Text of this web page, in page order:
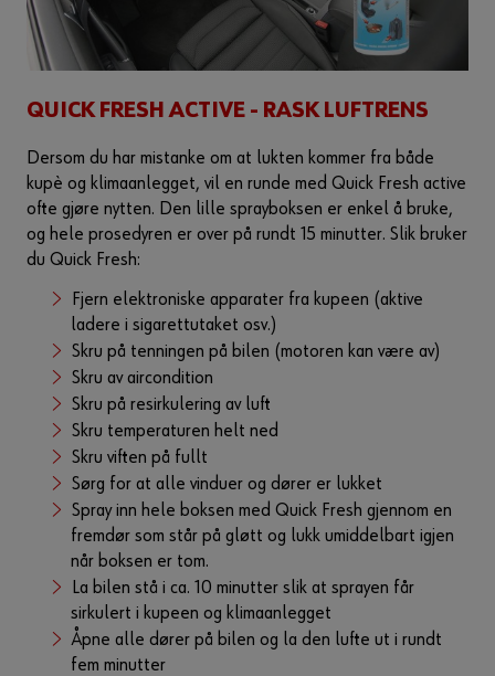
QUICK FRESH ACTIVE - RASK LUFTRENS
Dersom du har mistanke om at lukten kommer fra både
kupè og klimaanlegget, vil en runde med Quick Fresh active
ofte gjøre nytten. Den lille sprayboksen er enkel å bruke,
og hele prosedyren er over på rundt 15 minutter. Slik bruker
du Quick Fresh:
Fjern elektroniske apparater fra kupeen (aktive
ladere i sigarettutaket osv.)
Skru på tenningen på bilen (motoren kan være av)
Skru av aircondition
Skru på resirkulering av luft
Skru temperaturen helt ned
Skru viften på fullt
Sørg for at alle vinduer og dører er lukket
Spray inn hele boksen med Quick Fresh gjennom en
fremdør som står på gløtt og lukk umiddelbart igjen
når boksen er tom.
La bilen stå i ca. 10 minutter slik at sprayen får
sirkulert i kupeen og klimaanlegget
Åpne alle dører på bilen og la den lufte ut i rundt
fem minutter